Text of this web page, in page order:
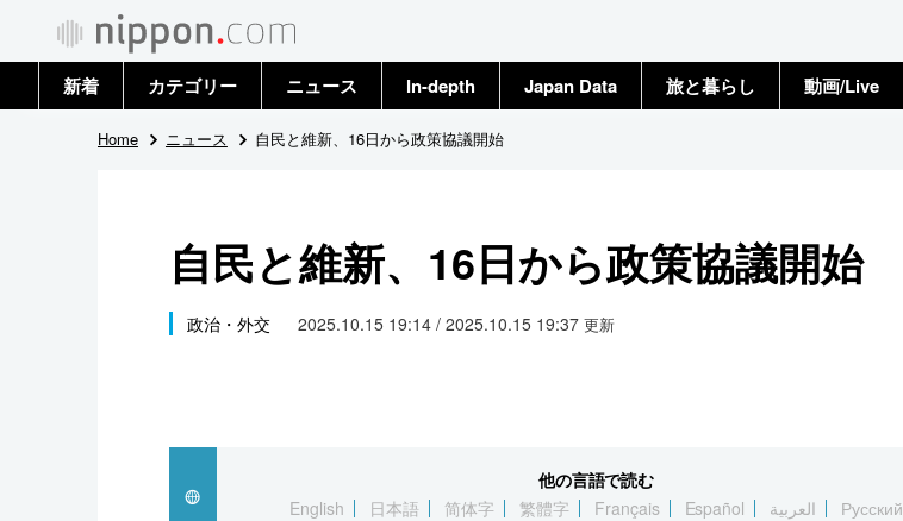
新着 カテゴリー
政治・外交
国際
科学・技術
暮らし
ニュース
トップ
In-depth Japan Data 旅と暮らし 動画/Live
Home ニュース 自民と維新、16日から政策協議開始
自民と維新、16日から政策協議開始
政治・外交 2025.10.15 19:14 / 2025.10.15 19:37 更新
他の言語で読む
English
日本語 简体字 繁體字 Français Español العربية Русский